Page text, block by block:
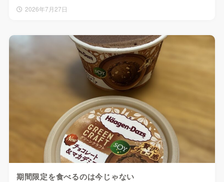
2026年7月27日
期間限定を食べるのは今じゃない